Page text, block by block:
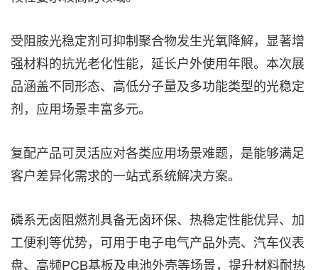
受阻胺光稳定剂可抑制聚合物发生光氧降解，显著增
强材料的抗光老化性能，延长户外使用年限。本次展
品涵盖不同形态、高低分子量及多功能类型的光稳定
剂，应用场景丰富多元。
复配产品可灵活应对各类应用场景难题，是能够满足
客户差异化需求的一站式系统解决方案。
磷系无卤阻燃剂具备无卤环保、热稳定性能优异、加
工便利等优势，可用于电子电气产品外壳、汽车仪表
盘、高频PCB基板及电池外壳等场景，提升材料耐热